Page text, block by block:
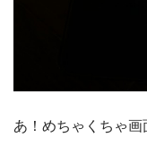
あ！めちゃくちゃ画